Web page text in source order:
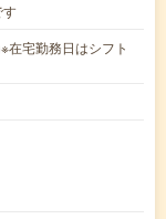
宅勤務日はシフト